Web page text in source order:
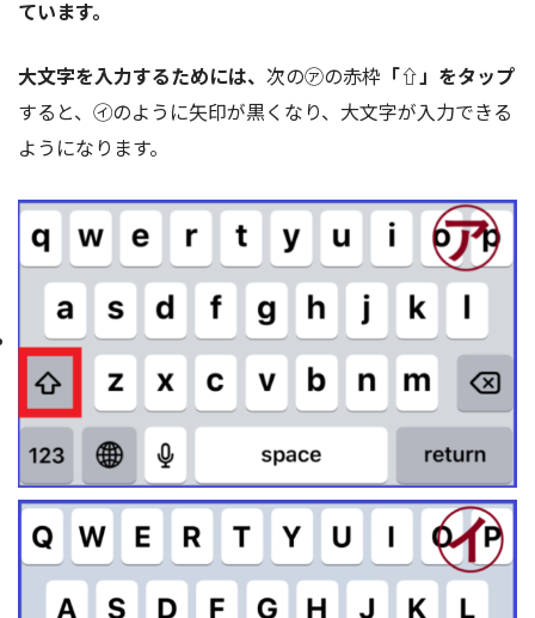
ています。
大文字を入力するためには、 次の㋐の赤枠 「⇧」をタップ
すると、㋑のように矢印が黒くなり、大文字が入力できる
ようになります。